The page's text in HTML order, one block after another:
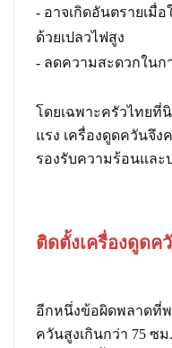
- อาจเกิดอันตรายเมื่
ด้วยเปลวไฟสูง
- ลดความสะดวกในก
โดยเฉพาะครัวไทยที่
แรง เครื่องดูดควันจึง
รองรับความร้อนแล
ติดตั้งเครื่องดูดค
อีกหนึ่งข้อผิดพลาดที่
ควันสูงเกินกว่า 75 ซ